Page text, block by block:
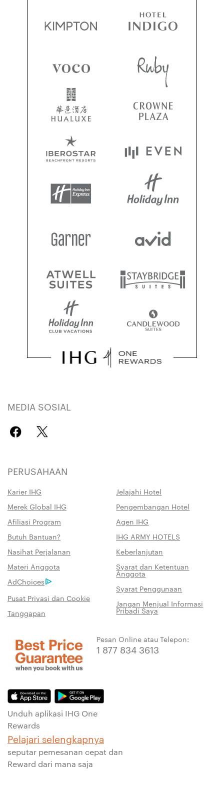
MEDIA SOSIAL
PERUSAHAAN
Karier IHG
Jelajahi Hotel
Merek Global IHG
Pengembangan Hotel
Afiliasi Program
Agen IHG
Butuh Bantuan?
IHG ARMY HOTELS
Nasihat Perjalanan
Keberlanjutan
Materi Anggota
Syarat dan Ketentuan
Anggota
AdChoices
Syarat Penggunaan
Pusat Privasi dan Cookie
Jangan Menjual Informasi
Pribadi Saya
Tanggapan
Pesan Online atau Telepon:
1 877 834 3613
Unduh aplikasi IHG One
Rewards
Pelajari selengkapnya
seputar pemesanan cepat dan
Reward dari mana saja